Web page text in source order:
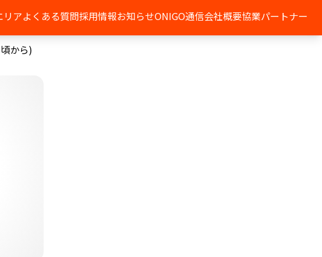
リアよくある質問採用情報お知らせONIGO通信会社概要協業パートナー
から)